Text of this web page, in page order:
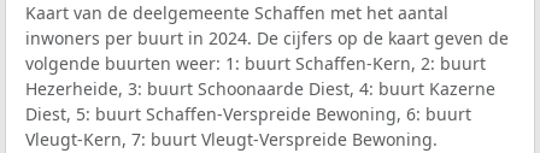
Kaart van de deelgemeente Schaffen met het aantal
inwoners per buurt in 2024. De cijfers op de kaart geven de
volgende buurten weer: 1: buurt Schaffen-Kern, 2: buurt
Hezerheide, 3: buurt Schoonaarde Diest, 4: buurt Kazerne
Diest, 5: buurt Schaffen-Verspreide Bewoning, 6: buurt
Vleugt-Kern, 7: buurt Vleugt-Verspreide Bewoning.